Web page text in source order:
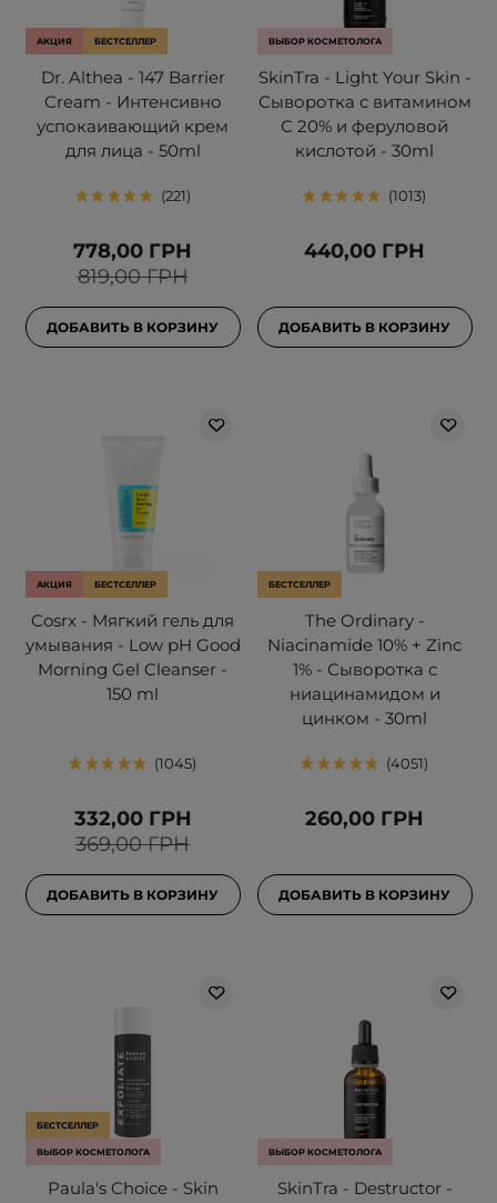
АКЦИЯ БЕСТСЕЛЛЕР
Dr. Althea - 147 Barrier
Cream - Интенсивно
успокаивающий крем
для лица - 50ml
221
819,00 ГРН
778,00 ГРН
ДОБАВИТЬ В КОРЗИНУ
ВЫБОР КОСМЕТОЛОГА
SkinTra - Light Your Skin -
Сыворотка с витамином
С 20% и феруловой
кислотой - 30ml
1013
440,00 ГРН
ДОБАВИТЬ В КОРЗИНУ
АКЦИЯ БЕСТСЕЛЛЕР
Cosrx - Мягкий гель для
умывания - Low pH Good
Morning Gel Cleanser -
150 ml
1045
369,00 ГРН
332,00 ГРН
ДОБАВИТЬ В КОРЗИНУ
БЕСТСЕЛЛЕР
The Ordinary -
Niacinamide 10% + Zinc
1% - Сыворотка с
ниацинамидом и
цинком - 30ml
4051
260,00 ГРН
ДОБАВИТЬ В КОРЗИНУ
БЕСТСЕЛЛЕР
ВЫБОР КОСМЕТОЛОГА
Paula's Choice - Skin
ВЫБОР КОСМЕТОЛОГА
SkinTra - Destructor -